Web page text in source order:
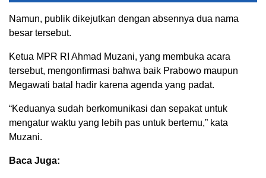
Namun, publik dikejutkan dengan absennya dua nama
besar tersebut.
Ketua MPR RI Ahmad Muzani, yang membuka acara
tersebut, mengonfirmasi bahwa baik Prabowo maupun
Megawati batal hadir karena agenda yang padat.
“Keduanya sudah berkomunikasi dan sepakat untuk
mengatur waktu yang lebih pas untuk bertemu,” kata
Muzani.
Baca Juga: